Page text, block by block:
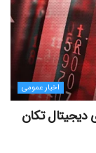
اخبار عمومی
دیجیتال تکان